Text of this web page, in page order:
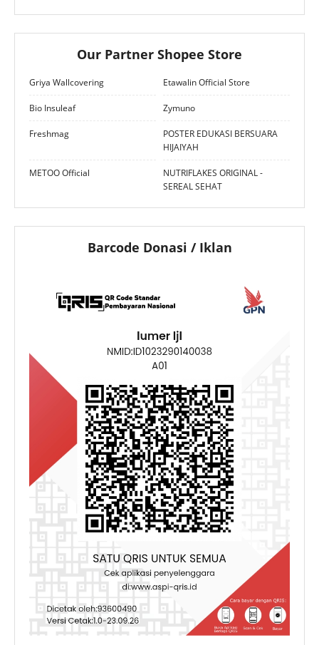
Our Partner Shopee Store
Griya Wallcovering Etawalin Official Store
Bio Insuleaf Zymuno
Freshmag
POSTER EDUKASI BERSUARA
HIJAIYAH
METOO Official
NUTRIFLAKES ORIGINAL -
SEREAL SEHAT
Barcode Donasi / Iklan